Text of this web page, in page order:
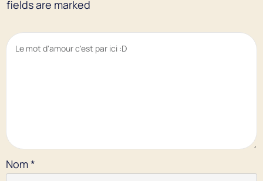
fields are marked
Nom*